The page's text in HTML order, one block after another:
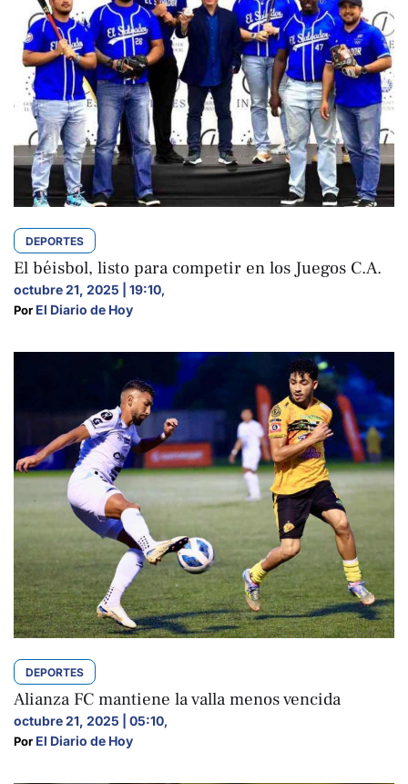
DEPORTES
El béisbol, listo para competir en los Juegos C.A.
octubre 21, 2025 | 19:10,
Por El Diario de Hoy
DEPORTES
Alianza FC mantiene la valla menos vencida
octubre 21, 2025 | 05:10,
Por El Diario de Hoy